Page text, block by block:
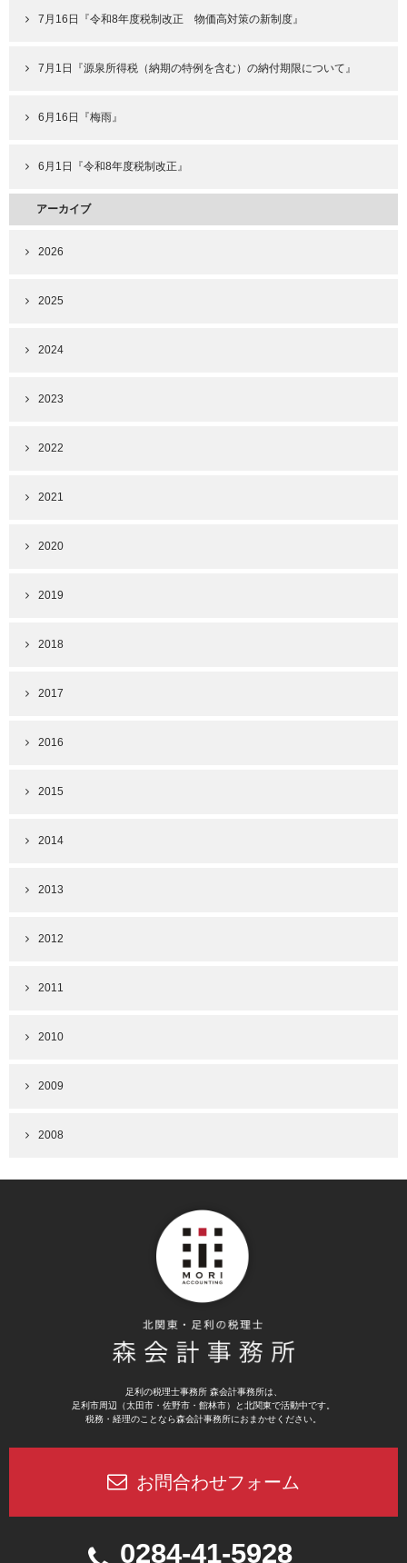
7月16日『令和8年度税制改正 物価高対策の新制度』
7月1日『源泉所得税（納期の特例を含む）の納付期限について』
6月16日『梅雨』
6月1日『令和8年度税制改正』
アーカイブ
2026
2025
2024
2023
2022
2021
2020
2019
2018
2017
2016
2015
2014
2013
2012
2011
2010
2009
2008
足利の税理士事務所 森会計事務所は、
足利市周辺（太田市・佐野市・館林市）と北関東で活動中です。
税務・経理のことなら森会計事務所におまかせください。
お問合わせフォーム
0284-41-5928